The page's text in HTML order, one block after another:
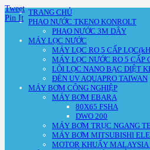
TRANG CHỦ
PHAO NƯỚC TKENO KONROLT
PHAO NƯỚC 3M DÂY
MÁY LỌC NƯỚC
MÁY LỌC RO 5 CẤP
MÁY LỌC NƯỚC RO 5 CẤP
LÕI LỌC NANO BẠC DIỆT
ĐÈN UV AQUAPRO TAIWAN
MÁY BƠM CÔNG NGHIỆP
MÁY BƠM EBARA
80X65 FSHA
DWO 200
MÁY BƠM TRỤC NGANG
MÁY BƠM MITSUBISHI
MOTOR KHUẤY
Tweet
Pin It